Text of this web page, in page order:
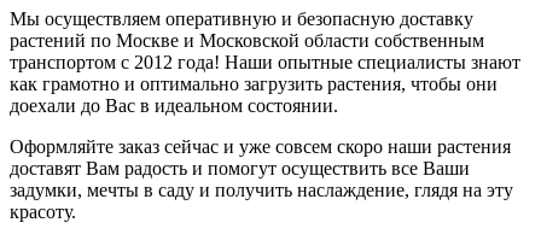
Мы осуществляем оперативную и безопасную доставку
растений по Москве и Московской области собственным
транспортом с 2012 года! Наши опытные специалисты знают
как грамотно и оптимально загрузить растения, чтобы они
доехали до Вас в идеальном состоянии.
Оформляйте заказ сейчас и уже совсем скоро наши растения
доставят Вам радость и помогут осуществить все Ваши
задумки, мечты в саду и получить наслаждение, глядя на эту
красоту.